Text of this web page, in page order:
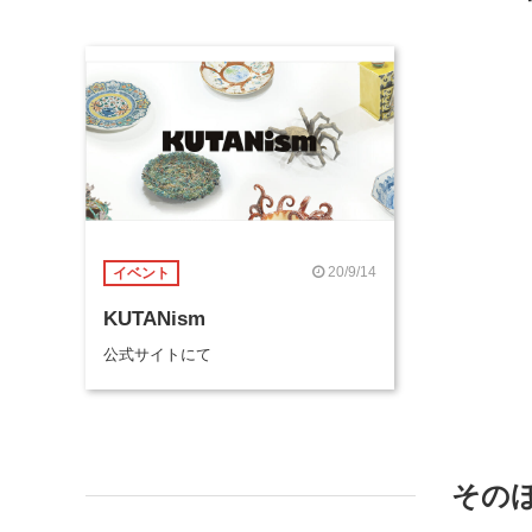
イベント 20/9/14
KUTANism
公式サイトにて
その